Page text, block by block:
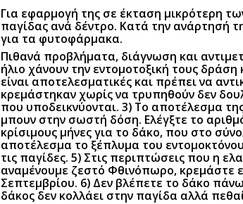
Για εφαρμογή της σε έκταση μικρότερη
παγίδας ανά δέντρο. Κατά την ανάρτησή
για τα φυτοφάρμακα.
Πιθανά προβλήματα, διάγνωση και
ήλιο χάνουν την εντομοτοξική τους
είναι αποτελεσματικές και πρέπει να
κρεμάστηκαν χωρίς να τρυπηθούν δεν
που υποδεικνύονται. 3) Το αποτέλεσμα
μπουν στην σωστή δόση. Ελέγξτε το
κρίσιμους μήνες για το δάκο, που στο
αποτέλεσμα το ξέπλυμα του
τις παγίδες. 5) Στις περιπτώσεις που η
αναμένουμε ζεστό Φθινόπωρο, κρεμάστε
Σεπτεμβρίου. 6) Δεν βλέπετε το δάκο
δάκος δεν κολλάει στην παγίδα αλλά